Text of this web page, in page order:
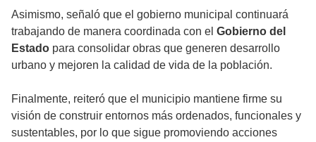
Asimismo, señaló que el gobierno municipal continuará
trabajando de manera coordinada con el Gobierno del
Estado para consolidar obras que generen desarrollo
urbano y mejoren la calidad de vida de la población.
Finalmente, reiteró que el municipio mantiene firme su
visión de construir entornos más ordenados, funcionales y
sustentables, por lo que sigue promoviendo acciones